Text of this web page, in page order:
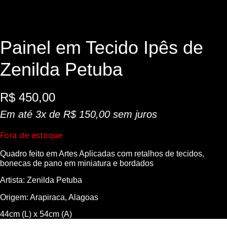
Painel em Tecido Ipês de
Zenilda Petuba
R$ 450,00
Em até 3x de R$150,00 sem juros
Fora de estoque
Quadro feito em Artes Aplicadas com retalhos de tecidos,
bonecas de pano em miniatura e bordados
Artista: Zenilda Petuba
Origem: Arapiraca, Alagoas
44cm (L) x 54cm (A)